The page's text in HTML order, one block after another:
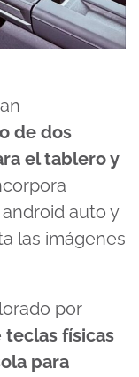
de dos
el tablero y
auto y
las imágenes
por
teclas físicas
para